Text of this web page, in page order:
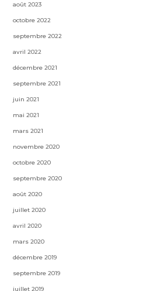
août 2023
octobre 2022
septembre 2022
avril 2022
décembre 2021
septembre 2021
juin 2021
mai 2021
mars 2021
novembre 2020
octobre 2020
septembre 2020
août 2020
juillet 2020
avril 2020
mars 2020
décembre 2019
septembre 2019
juillet 2019